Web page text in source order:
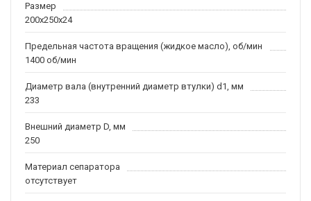
Размер
200x250x24
Предельная частота вращения (жидкое масло), об/мин
1400 об/мин
Диаметр вала (внутренний диаметр втулки) d1, мм
233
Внешний диаметр D, мм
250
Материал сепаратора
отсутствует